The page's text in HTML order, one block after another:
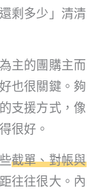
剩多少」清清
主的團購主而
也很關鍵。夠
支援方式，像
很好。
截單、對帳與
往往很大。內